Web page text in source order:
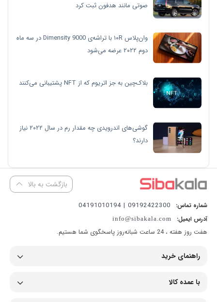
صوتی مانند هدفون ثبت کرد
وان‌پلاس ۱۰R با تراشه‌ی Dimensity 9000 در سه ماه
دوم ۲۰۲۲ عرضه می‌شود
بلاک‌چین به جز اتریوم که از NFT پشتیبانی می‌کنند
گوشی‌های اندرویدی چه مقدار رم در سال ۲۰۲۲ نیاز
دارند؟
بازگشت به بالا
شماره تماس: 09192422300 | 04191010194
آدرس ایمیل: info@sibakala.com
هفت روز هفته ، 24 ساعت شبانه‌روز پاسخگوی شما هستیم.
راهنمای خرید
با عمده کالا